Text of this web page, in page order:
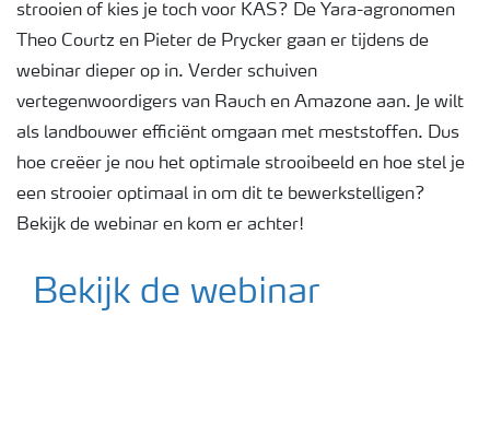
Toolbox
Grow the future
Podcasts
Webinars
strooien of kies je toch voor KAS? De Yara-agronomen
Theo Courtz en Pieter de Prycker gaan er tijdens de
webinar dieper op in. Verder schuiven
vertegenwoordigers van Rauch en Amazone aan. Je wilt
als landbouwer efficiënt omgaan met meststoffen. Dus
hoe creëer je nou het optimale strooibeeld en hoe stel je
een strooier optimaal in om dit te bewerkstelligen?
Bekijk de webinar en kom er achter!
Bekijk de webinar